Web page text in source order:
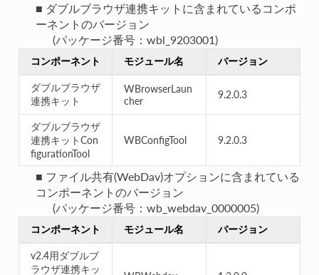
■ ダブルブラウザ連携キットに含まれているコンポ
ーネントのバージョン
(パッケージ番号：wbl_9203001)
コンポーネント モジュール名 バージョン
ダブルブラウザ
連携キット
WBrowserLaun
cher
9.2.0.3
ダブルブラウザ
連携キットCon
figurationTool
WBConfigTool 9.2.0.3
■ ファイル共有(WebDav)オプションに含まれている
コンポーネントのバージョン
(パッケージ番号：wb_webdav_0000005)
コンポーネント モジュール名 バージョン
v2.4用ダブルブ
ラウザ連携キッ